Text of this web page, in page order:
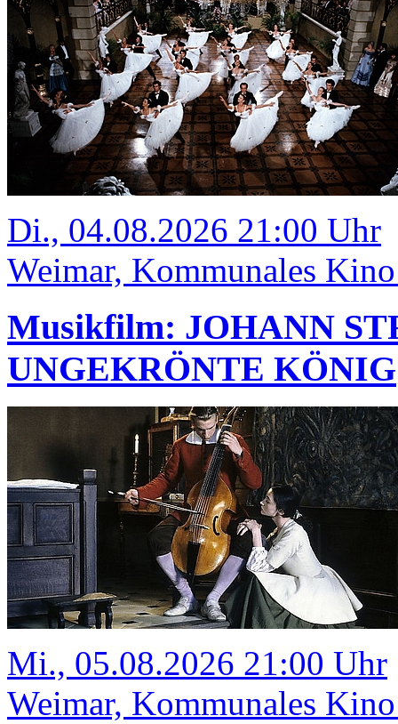
Di., 04.08.2026 21:00 Uhr
Weimar, Kommunales
Musikfilm: JOHANN
UNGEKRÖNTE KÖNIG
Mi., 05.08.2026 21:00 Uhr
Weimar, Kommunales